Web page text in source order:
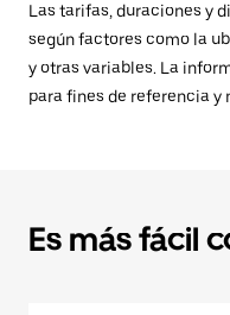
Las tarifas, duraciones y
según factores como la
y otras variables. La
para fines de referencia y
Es más fácil